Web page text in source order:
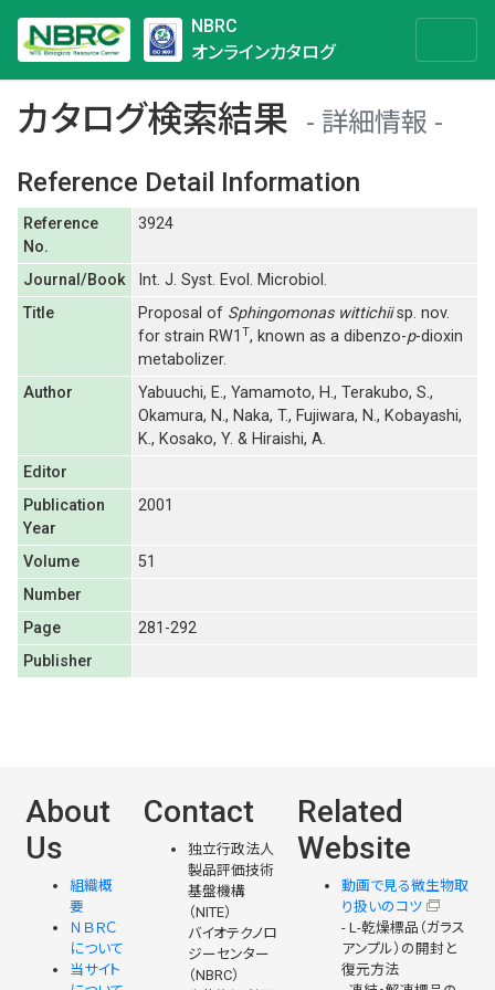
NBRC
オンラインカタログ
カタログ検索結果
詳細情報
Reference Detail Information
Reference
No.
3924
Journal/Book
Int. J. Syst. Evol. Microbiol.
Title
Proposal of Sphingomonas wittichiisp. nov.
for strain RW1 T, known as a dibenzo-p-dioxin
metabolizer.
Author
Yabuuchi, E., Yamamoto, H., Terakubo, S.,
Okamura, N., Naka, T., Fujiwara, N., Kobayashi,
K., Kosako, Y. & Hiraishi, A.
Editor
Publication
Year
2001
Volume
51
Number
Page
281-292
Publisher
About
Us
組織概
要
ＮＢＲＣ
について
当サイト
Contact
独立行政法人
製品評価技術
基盤機構
（NITE）
バイオテクノロ
ジーセンター
（NBRC）
Related
Website
動画で見る微生物取
り扱いのコツ
- L-乾燥標品（ガラス
アンプル）の開封と
復元方法